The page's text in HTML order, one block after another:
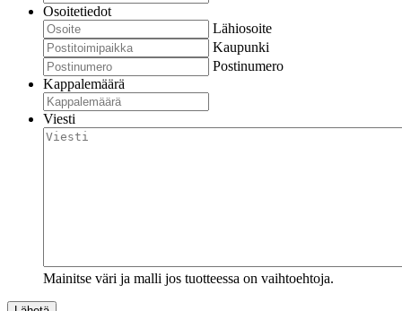
Osoitetiedot
Lähiosoite
Kaupunki
Postinumero
Kappalemäärä
Viesti
Mainitse väri ja malli jos tuotteessa on vaihtoehtoja.